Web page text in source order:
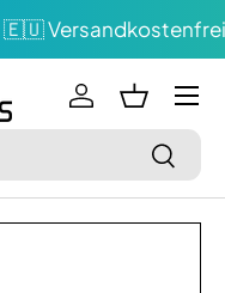
🇪🇺 Versandkostenfrei
Suchen
Einloggen
Menü